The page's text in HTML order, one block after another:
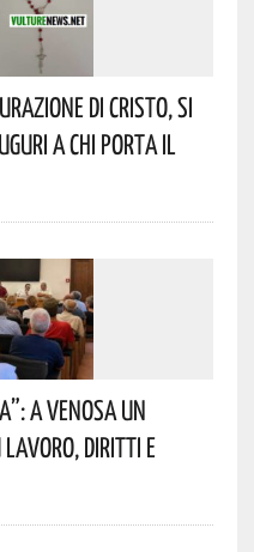
Di Cristo, Si
A Chi Porta Il
A Venosa Un
Lavoro, Diritti E